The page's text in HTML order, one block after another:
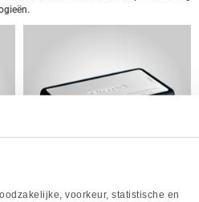
voorkeur, statistische en